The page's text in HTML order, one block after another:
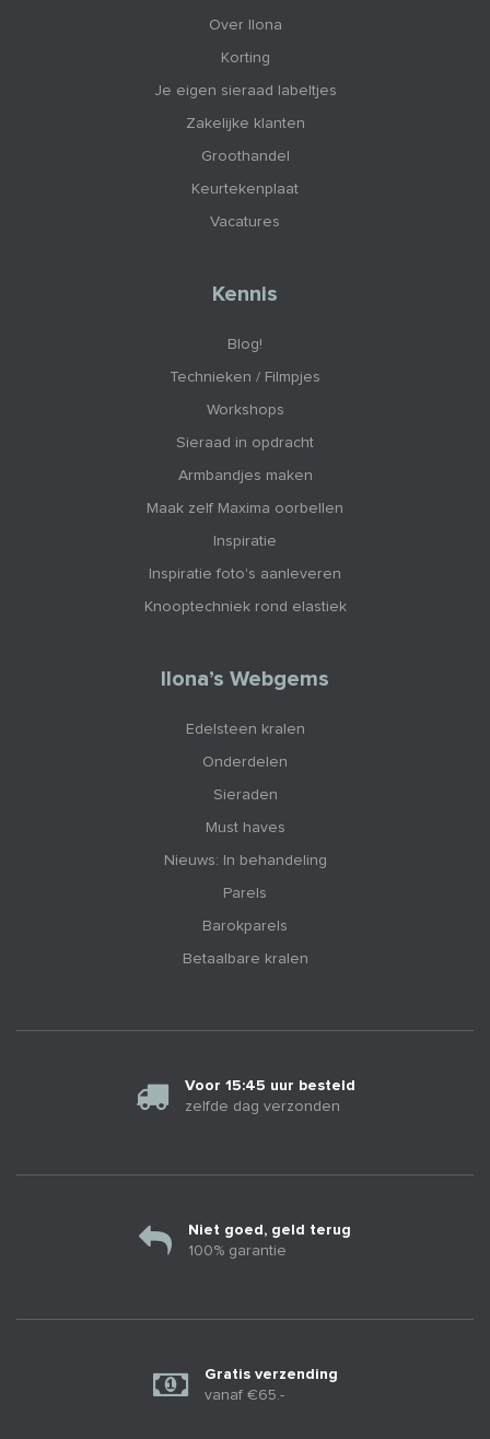
Over Ilona
Korting
Je eigen sieraad labeltjes
Zakelijke klanten
Groothandel
Keurtekenplaat
Vacatures
Kennis
Blog!
Technieken / Filmpjes
Workshops
Sieraad in opdracht
Armbandjes maken
Maak zelf Maxima oorbellen
Inspiratie
Inspiratie foto's aanleveren
Knooptechniek rond elastiek
Ilona’s Webgems
Edelsteen kralen
Onderdelen
Sieraden
Must haves
Nieuws: In behandeling
Parels
Barokparels
Betaalbare kralen
Voor 15:45 uur besteld
zelfde dag verzonden
Niet goed, geld terug
100% garantie
Gratis verzending
vanaf €65.-